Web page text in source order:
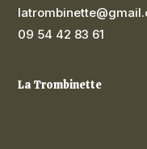
09 54 42 83 61
La Trombinette